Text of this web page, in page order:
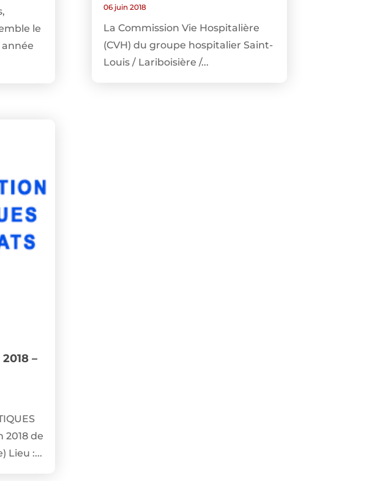
le
–
2018 de
Lieu :...
06 juin 2018
La Commission Vie Hospitalière
(CVH) du groupe hospitalier Saint-
Louis / Lariboisière /...